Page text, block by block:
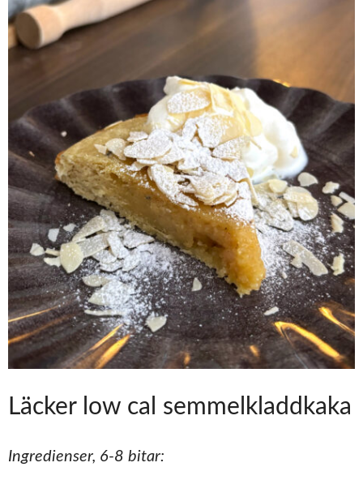
Läcker low cal semmelkladdkaka
Ingredienser, 6-8 bitar: